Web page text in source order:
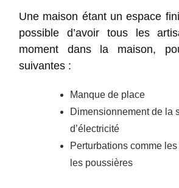
Une maison étant un espace
possible d’avoir tous les
moment dans la maison,
suivantes :
Manque de place
Dimensionnement de la
d’électricité
Perturbations comme
les poussières